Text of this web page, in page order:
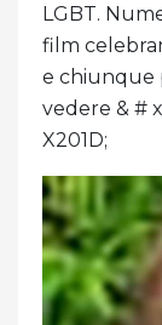
LGBT.
film
e chiunque
vedere & #
X201D;